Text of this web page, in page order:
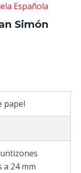
Española
Simón
papel
24 mm